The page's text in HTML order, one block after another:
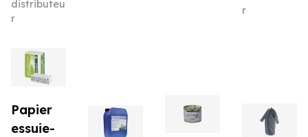
distributeu
r
r
Papier
essuie-